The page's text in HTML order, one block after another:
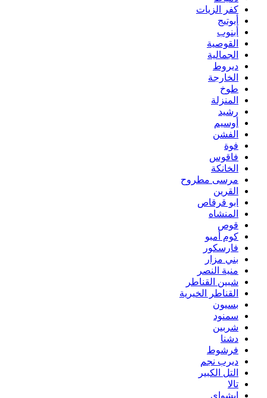
كفر الزيات
أبوتيج
أبنوب
القوصية
الجمالية
ديروط
الخارجة
طوخ
المنزلة
رشيد
أوسيم
الفشن
فوة
فاقوس
الخانكة
مرسى مطروح
القرين
ابو قرقاص
المنشاه
قوص
كوم أمبو
فارسكور
بني مزار
منية النصر
شبين القناطر
القناطر الخيرية
بسيون
سمنود
شربين
دشنا
فرشوط
ديرب نجم
التل الكبير
تالا
ابشواى